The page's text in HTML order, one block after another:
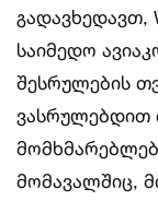
გადავხედავთ,
საიმედო
შესრულების
ვასრულებდით
მომავალშიც,